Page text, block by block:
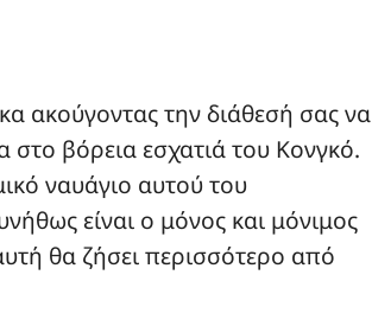
ακούγοντας την διάθεσή σας να
στο βόρεια εσχατιά του Κονγκό.
ναυάγιο αυτού του
είναι ο μόνος και μόνιμος
θα ζήσει περισσότερο από